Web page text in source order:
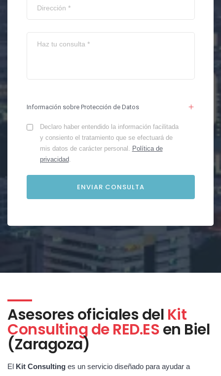
Información sobre Protección de Datos
Declaro haber entendido la información facilitada
y consiento el tratamiento que se efectuará de
mis datos de carácter personal. Política de
privacidad.
Asesores oficiales del Kit
Consulting de RED.ESen Biel
(Zaragoza)
El Kit Consulting es un servicio diseñado para ayudar a